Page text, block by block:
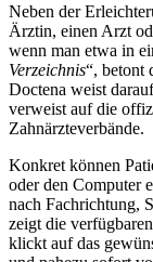
Neben der
Ärztin, einen Arzt
wenn man etwa in
Verzeichnis“, betont
Doctena weist
verweist auf die
Zahnärzteverbände.
Konkret können
oder den Computer
nach Fachrichtung,
zeigt die
klickt auf das